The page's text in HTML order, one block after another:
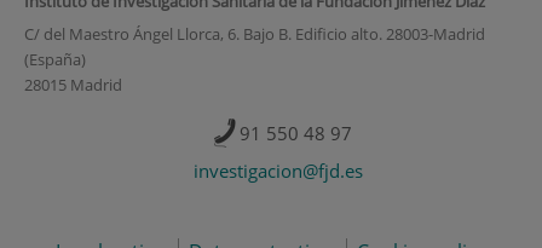
C/ del Maestro Ángel Llorca, 6. Bajo B. Edificio alto. 28003-Madrid
(España)
28015 Madrid
91 550 48 97
investigacion@fjd.es